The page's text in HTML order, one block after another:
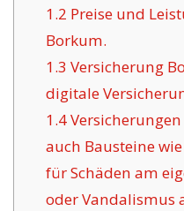
1.2 Preise und
Borkum.
1.3 Versicherung
digitale
1.4
auch Bausteine
für Schäden am
oder Vandalismus